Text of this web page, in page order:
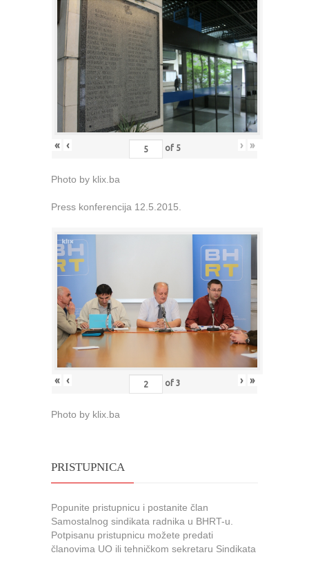
« ‹ of 5 › »
Photo by klix.ba
Press konferencija 12.5.2015.
« ‹ of 3 › »
Photo by klix.ba
PRISTUPNICA
Popunite pristupnicu i postanite član
Samostalnog sindikata radnika u BHRT-u.
Potpisanu pristupnicu možete predati
članovima UO ili tehničkom sekretaru Sindikata